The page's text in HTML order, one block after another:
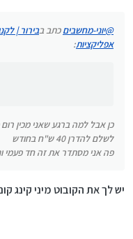
@יוני-מחשביםכתב בבירור |
אפליקציות:
כן אבל למה ברגע שאני מכין
לשלם להדרן 40 ש"ח בחודש
פה אני מסתדר את זה חד פעמי
יש לך את הקובוט מיני קינג קונג, ויש